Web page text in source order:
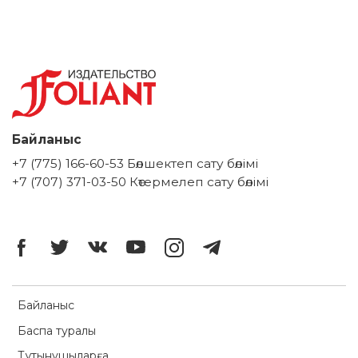
Байланыс
Баспа туралы
Байланыс
+7 (775) 166-60-53 Бөлшектеп сату бөлімі
+7 (707) 371-03-50 Көтермелеп сату бөлімі